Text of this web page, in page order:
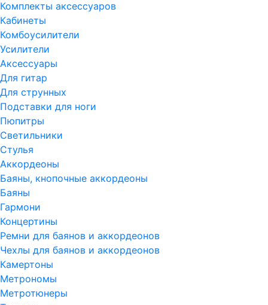
Комплекты аксессуаров
Кабинеты
Комбоусилители
Усилители
Аксессуары
Для гитар
Для струнных
Подставки для ноги
Пюпитры
Светильники
Стулья
Аккордеоны
Баяны, кнопочные аккордеоны
Баяны
Гармони
Концертины
Ремни для баянов и аккордеонов
Чехлы для баянов и аккордеонов
Камертоны
Метрономы
Метротюнеры